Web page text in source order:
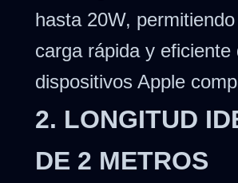
hasta 20W,
carga rápida y eficiente
dispositivos Apple
2. LONGITUD
DE 2 METROS